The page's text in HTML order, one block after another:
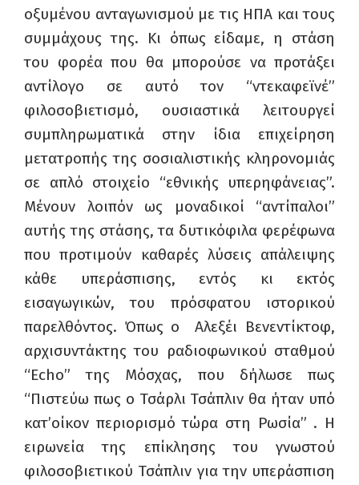
οξυμένου ανταγωνισμού με τις ΗΠΑ και τους
συμμάχους της. Κι όπως είδαμε, η στάση
του φορέα που θα μπορούσε να προτάξει
αντίλογο σε αυτό τον “ντεκαφεϊνέ”
φιλοσοβιετισμό, ουσιαστικά λειτουργεί
συμπληρωματικά στην ίδια επιχείρηση
μετατροπής της σοσιαλιστικής κληρονομιάς
σε απλό στοιχείο “εθνικής υπερηφάνειας”.
Μένουν λοιπόν ως μοναδικοί “αντίπαλοι”
αυτής της στάσης, τα δυτικόφιλα φερέφωνα
που προτιμούν καθαρές λύσεις απάλειψης
κάθε υπεράσπισης, εντός κι εκτός
εισαγωγικών, του πρόσφατου ιστορικού
παρελθόντος. Όπως ο Αλεξέι Βενεντίκτοφ,
αρχισυντάκτης του ραδιοφωνικού σταθμού
“Echo” της Μόσχας, που δήλωσε πως
“Πιστεύω πως ο Τσάρλι Τσάπλιν θα ήταν υπό
κατ’οίκον περιορισμό τώρα στη Ρωσία” . Η
ειρωνεία της επίκλησης του γνωστού
φιλοσοβιετικού Τσάπλιν για την υπεράσπιση